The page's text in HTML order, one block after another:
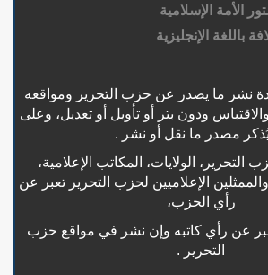
الأمة الإسلامية
باللغة الإنجليزية
نشر ما يصدر عن حزب التحرير ومواقعه
ودون بتر أو تأويل أو تعديل، وعلى
مصدر ما نقل أو نشر .
الولايات، المكاتب الإعلامية،
الإعلاميين لحزب التحرير تعبر عن
رأي الحزب،
عن رأي كاتبه وإن نشر في مواقع حزب
التحرير .